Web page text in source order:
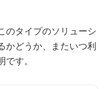
のタイプのソリューシ
かどうか、またいつ利
す。